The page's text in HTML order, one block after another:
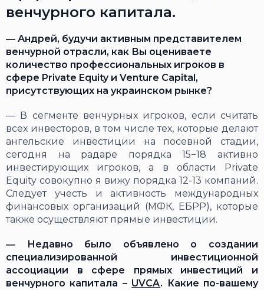
венчурного капитала.
― Андрей, будучи активным представителем
венчурной отрасли, как Вы оцениваете
количество профессиональных игроков в
сфере Private Equity и Venture Capital,
присутствующих на украинском рынке?
― В сегменте венчурных игроков, если считать
всех инвесторов, в том числе тех, которые делают
ангельские инвестиции на посевной стадии,
сегодня на радаре порядка 15−18 активно
инвестирующих игроков, а в области Private
Equity совокупно я вижу порядка 12-13 компаний.
Следует учесть и активность международных
финансовых организаций (МФК, ЕБРР), которые
также осуществляют прямые инвестиции.
―
Недавно было объявлено о создании
специализированной инвестиционной
ассоциации в сфере прямых инвестиций и
венчурного капитала – UVCA. Какие по-вашему